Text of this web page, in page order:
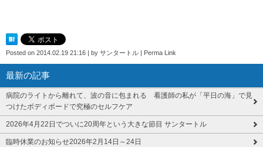
Posted on 2014.02.19 21:16 | by サンタートル | Perma Link
最新の記事
病院のライトから離れて、波の音に包まれる 看護師の私が「平日の海」で見
つけたボディボードで究極のセルフケア
2026年4月22日でついに20周年という大きな節目 サンタートル
臨時休業のお知らせ2026年2月14日～24日